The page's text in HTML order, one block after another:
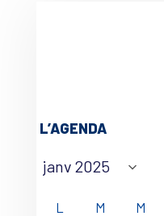
L’AGENDA
L M M